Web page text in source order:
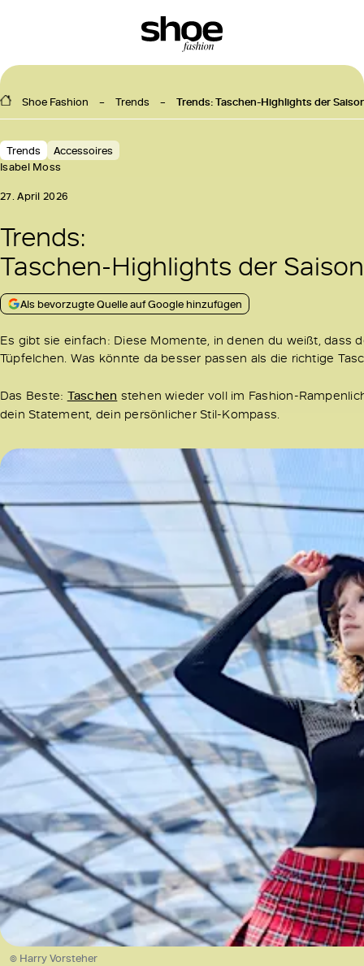
Shoe Fashion Trends Trends: Taschen-Highlights der
Trends
Accessoires
Isabel Moss
27. April 2026
Trends:
Taschen-Highlights der Saison
Als bevorzugte Quelle auf Google hinzufügen
Es gibt sie einfach: Diese Momente, in denen du weißt,
Tüpfelchen. Was könnte da besser passen als die richtige
Das Beste: Taschen stehen wieder voll im Fashion-
dein Statement, dein persönlicher Stil-Kompass.
© Harry Vorsteher